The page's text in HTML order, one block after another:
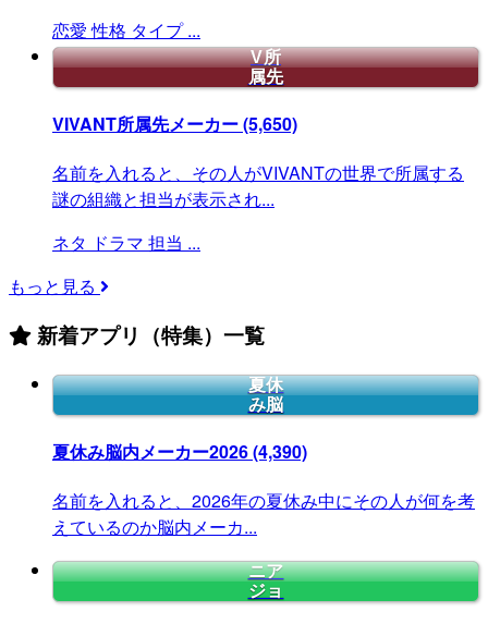
恋愛 性格 タイプ ...
V所
属先
VIVANT所属先メーカー(5,650)
名前を入れると、その人がVIVANTの世界で所属する
謎の組織と担当が表示され...
ネタ ドラマ 担当 ...
もっと見る
新着アプリ（特集）一覧
夏休
み脳
夏休み脳内メーカー2026(4,390)
名前を入れると、2026年の夏休み中にその人が何を考
えているのか脳内メーカ...
ニア
ジョ